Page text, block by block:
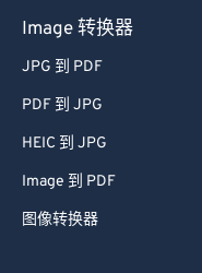
Image 转换器
JPG 到 PDF
PDF 到 JPG
HEIC 到 JPG
Image 到 PDF
图像转换器